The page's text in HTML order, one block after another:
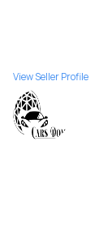
View Seller Profile